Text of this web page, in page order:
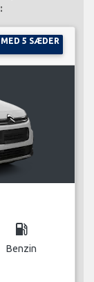
5 SÆDER
local_gas_station
Benzin